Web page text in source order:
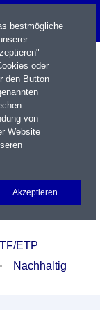
Login
ETP
Nachhaltig
bestmögliche
oder
den Button
von
Website
Akzeptieren